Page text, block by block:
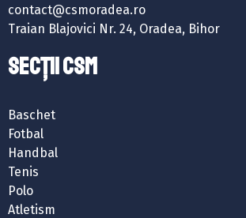
contact@csmoradea.ro
Traian Blajovici Nr. 24, Oradea, Bihor
SECȚII CSM
Baschet
Fotbal
Handbal
Tenis
Polo
Atletism